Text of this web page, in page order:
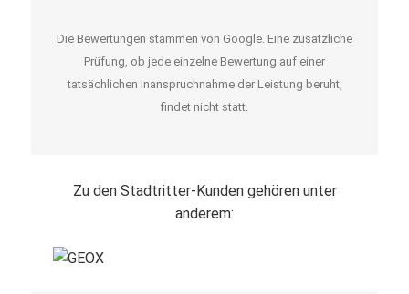
Die Bewertungen stammen von Google. Eine zusätzliche
Prüfung, ob jede einzelne Bewertung auf einer
tatsächlichen Inanspruchnahme der Leistung beruht,
findet nicht statt.
Zu den Stadtritter-Kunden gehören unter
anderem: